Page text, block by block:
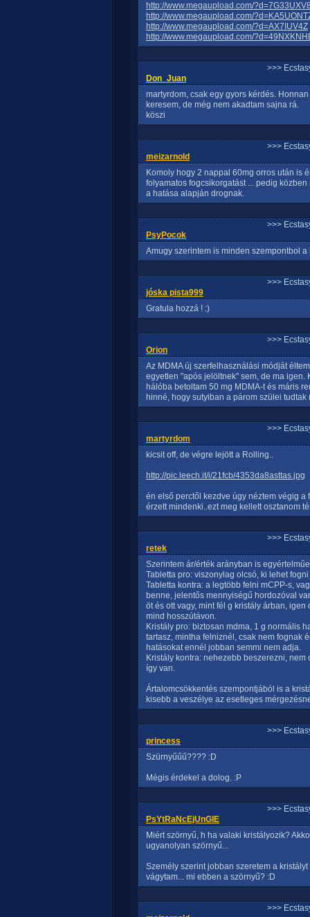
http://www.megaupload.com/
http://www.megaupload.com/
http://www.megaupload.com/?d=AX7IUV4Z
http://www.megaupload.com/
>>>
Don_Juan
martyrdom, csak egy gyors kérdés.
keresem, de még nem akadtam sajna rá.
köszi
>>>
meizarnold
Komoly hogy 2 nappal 60mg orros után is
folyamatos fogcsikorgatást ... pedig
a hatása alapján drognak.
>>>
PsyPocok
Amugy szerintem is minden szempontbol
>>>
jóska pista999
Gratula hozzá ! :)
>>>
Orion
Az MDMA új szerfelhasználási módját
egyetlen "após jelöltnek" sem, de ma igen.
hálóba betoltam 50 mg MDMA-t és máris
hinné, hogy sutyiban a párom szülei tudtak
>>>
martyrdom
kicsit off, de végre lejött a Rolling..
http://pic.leech.it/i/21fcb/4353da8asttas.jpg
én első perctől kezdve úgy néztem végig
érzett mindenki..ezt meg kellett osztanom
>>>
retek
Szerintem ár/érték arányban is
Tabletta pro: viszonylag olcsó, ki lehet
Tabletta kontra: a legtöbb felni mCPP-s,
benne, jelentős mennyiségű hordozóval
öt és ott vagy, mint fél g kristály árban,
mind hosszútávon.
Kristály pro: biztosan mdma, 1 g normális
tartasz, mintha felniznél, csak nem fognak
hatásokat ennél jobban semmi nem adja.
Kristály kontra: nehezebb beszerezni,
így van.
Ártalomcsökkentés szempontjából is a
kisebb a veszélye az esetleges
>>>
princess
Szürnyűűű???? :D
Mégis érdekel a dolog. :P
>>>
PsYtRaNcEjUnGlE
Miért szörnyű, h ha valaki kristályozik?
ugyanolyan szörnyű...
Személy szerint jobban szeretem a
vágytam... mi ebben a szörnyű? :D
>>>